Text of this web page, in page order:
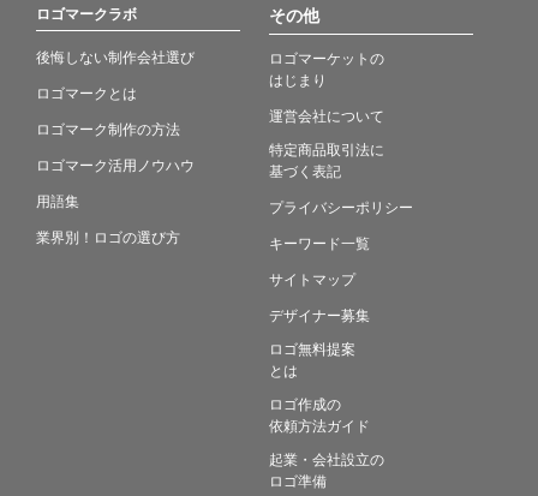
ロゴマークラボ
後悔しない制作会社選び
ロゴマークとは
ロゴマーク制作の方法
ロゴマーク活用ノウハウ
用語集
業界別！ロゴの選び方
その他
ロゴマーケットの
はじまり
運営会社について
特定商品取引法に
基づく表記
プライバシーポリシー
キーワード一覧
サイトマップ
デザイナー募集
ロゴ無料提案
とは
ロゴ作成の
依頼方法ガイド
起業・会社設立の
ロゴ準備